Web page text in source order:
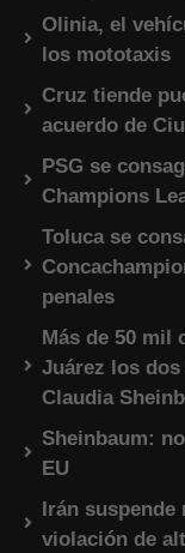
Olinia, el
los mototaxis
Cruz tiende
acuerdo de
PSG se
Champions
Toluca se
penales
Más de 50 mil
Juárez los
Claudia
Sheinbaum:
EU
Irán suspende
violación de